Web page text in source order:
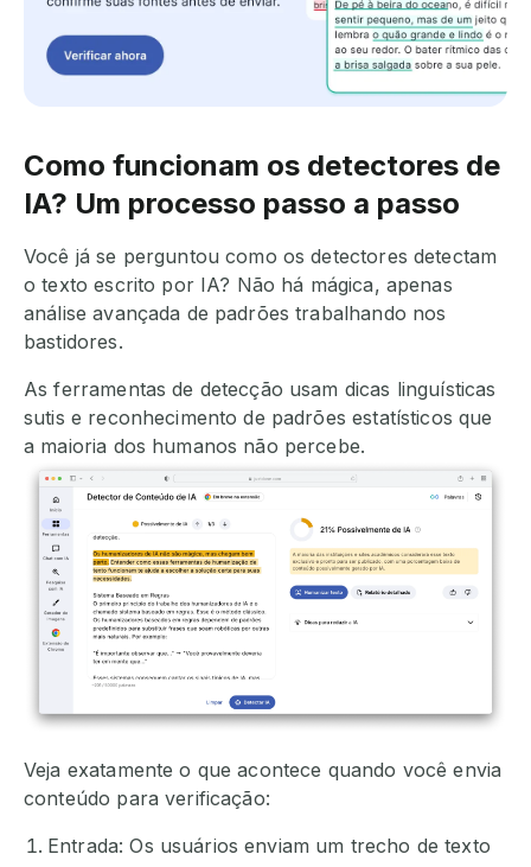
Como funcionam os detectores de
IA? Um processo passo a passo
Você já se perguntou como os detectores detectam
o texto escrito por IA? Não há mágica, apenas
análise avançada de padrões trabalhando nos
bastidores.
As ferramentas de detecção usam dicas linguísticas
sutis e reconhecimento de padrões estatísticos que
a maioria dos humanos não percebe.
Veja exatamente o que acontece quando você envia
conteúdo para verificação:
Entrada: Os usuários enviam um trecho de texto